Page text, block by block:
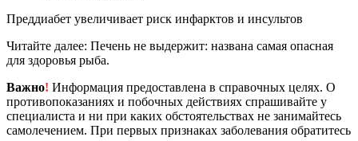
Преддиабет увеличивает риск инфарктов и инсультов
Читайте далее: Печень не выдержит: названа самая опасная
для здоровья рыба.
Важно! Информация предоставлена в справочных целях. О
противопоказаниях и побочных действиях спрашивайте у
специалиста и ни при каких обстоятельствах не занимайтесь
самолечением. При первых признаках заболевания обратитесь